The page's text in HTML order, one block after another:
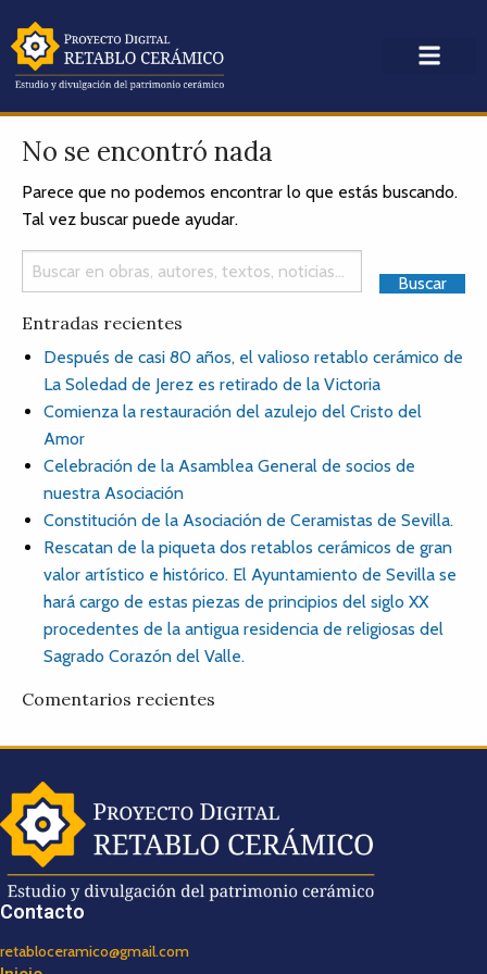
No se encontró nada
Parece que no podemos encontrar lo que estás buscando.
Tal vez buscar puede ayudar.
Entradas recientes
Después de casi 80 años, el valioso retablo cerámico de
La Soledad de Jerez es retirado de la Victoria
Comienza la restauración del azulejo del Cristo del
Amor
Celebración de la Asamblea General de socios de
nuestra Asociación
Constitución de la Asociación de Ceramistas de Sevilla.
Rescatan de la piqueta dos retablos cerámicos de gran
valor artístico e histórico. El Ayuntamiento de Sevilla se
hará cargo de estas piezas de principios del siglo XX
procedentes de la antigua residencia de religiosas del
Sagrado Corazón del Valle.
Comentarios recientes
Contacto
retabloceramico@gmail.com